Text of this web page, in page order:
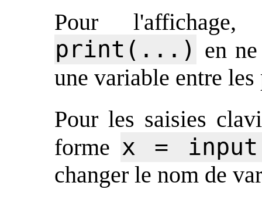
Pour
print(...) en
une variable entre les
Pour les saisies
forme x =
changer le nom de